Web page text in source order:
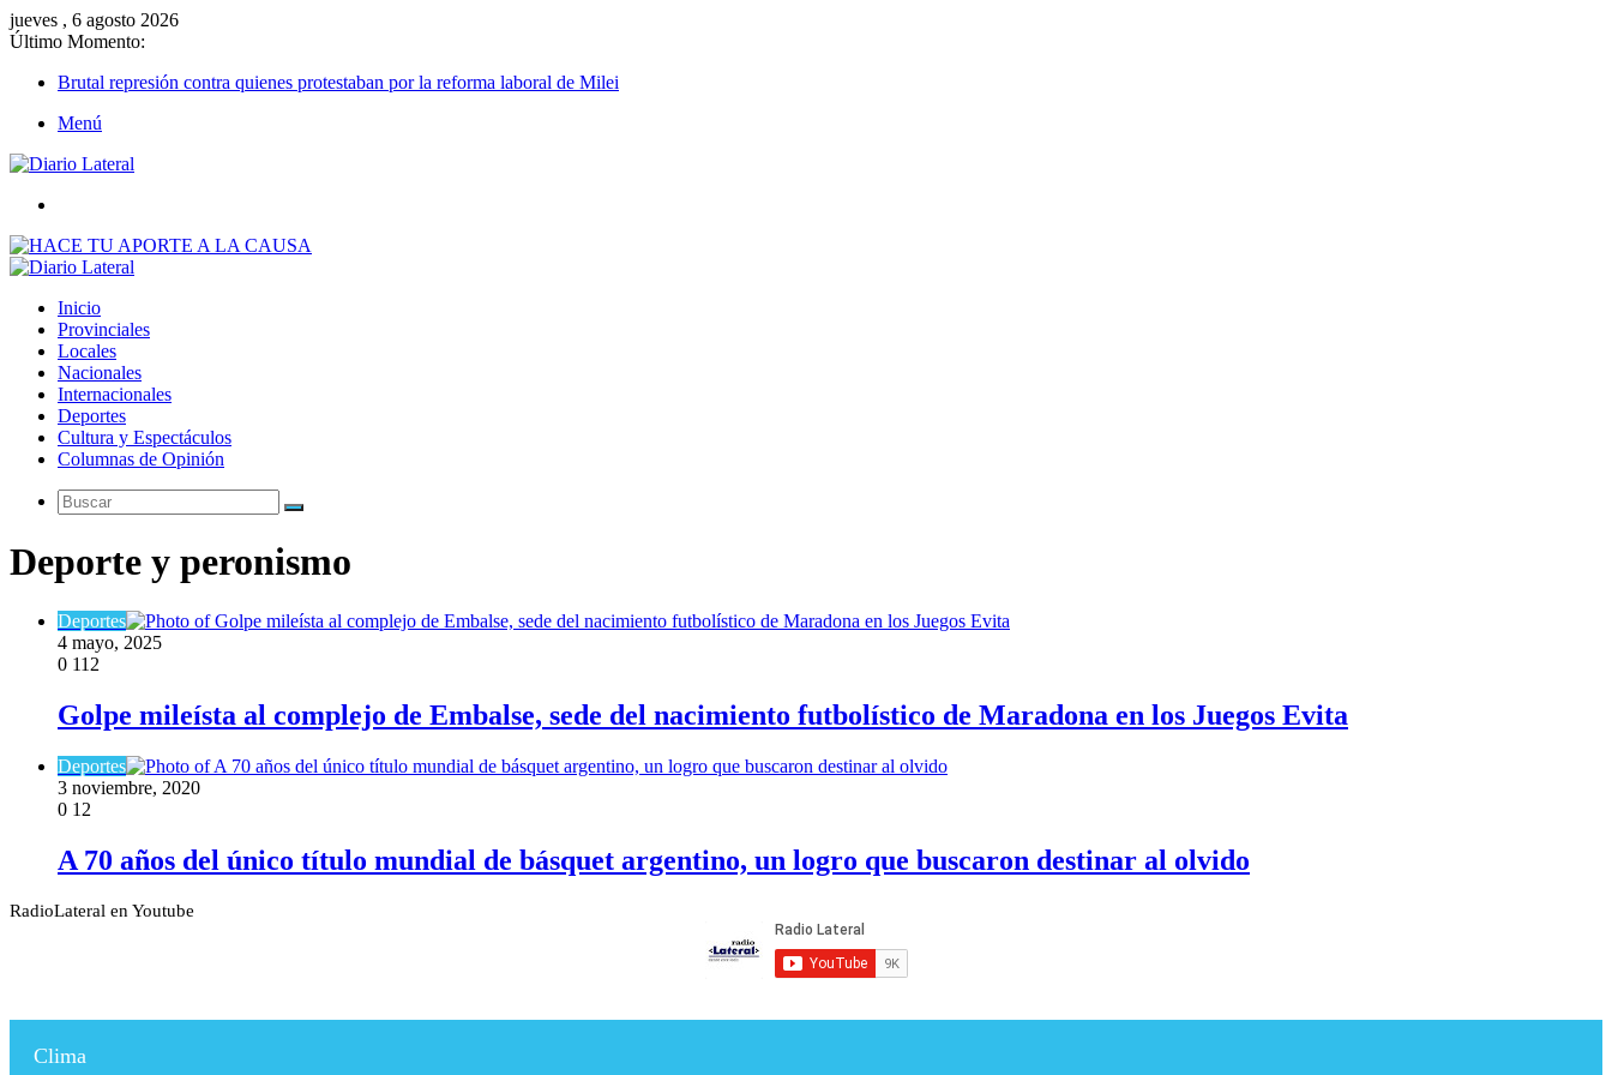
jueves , 6 agosto 2026
Último Momento:
Brutal represión contra quienes protestaban por la reforma laboral de Milei
Menú
Inicio
Provinciales
Locales
Nacionales
Internacionales
Deportes
Cultura y Espectáculos
Columnas de Opinión
Buscar
Deporte y peronismo
Deportes
4 mayo, 2025
0 112
Golpe mileísta al complejo de Embalse, sede del nacimiento futbolístico de Maradona en los Juegos Evita
Deportes
3 noviembre, 2020
0 12
A 70 años del único título mundial de básquet argentino, un logro que buscaron destinar al olvido
RadioLateral en Youtube
Clima